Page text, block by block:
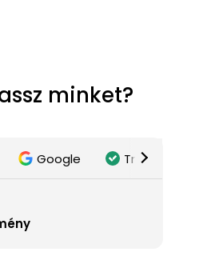
minket?
Google Trustindex